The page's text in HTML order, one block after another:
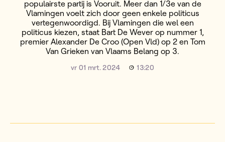
populairste partij is Vooruit. Meer dan 1/3e van de
Vlamingen voelt zich door geen enkele politicus
vertegenwoordigd. Bij Vlamingen die wel een
politicus kiezen, staat Bart De Wever op nummer 1,
premier Alexander De Croo (Open Vld) op 2 en Tom
Van Grieken van Vlaams Belang op 3.
vr 01 mrt. 2024 13:20